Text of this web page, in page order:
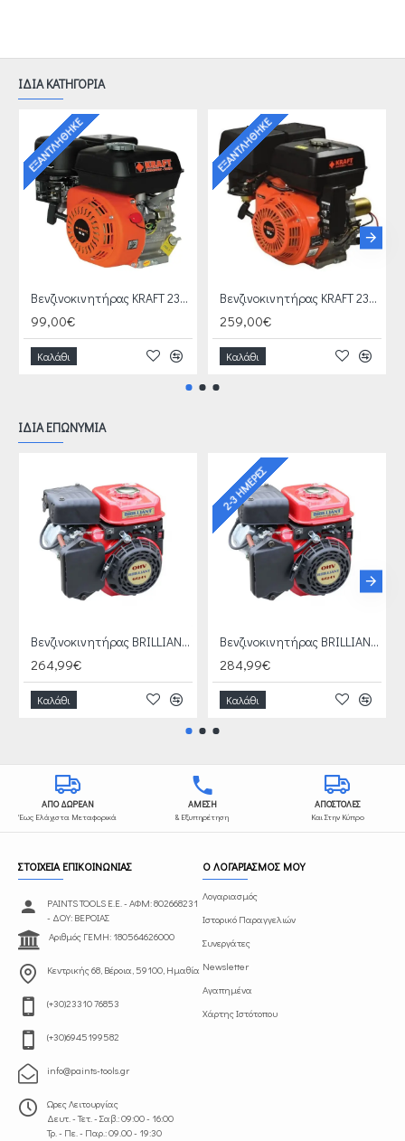
ΙΔΙΑ ΚΑΤΗΓΟΡΙΑ
ΕΞΑΝΤΛΉΘΗΚΕ
Βενζινοκινητήρας KRAFT 23463
99,00€
Καλάθι
ΕΞΑΝΤΛΉΘΗΚΕ
Βενζινοκινητήρας KRAFT 23464
259,00€
Καλάθι
ΙΔΙΑ ΕΠΩΝΥΜΙΑ
Βενζινοκινητήρας BRILLIANT GT 241(305001)
264,99€
Καλάθι
2-3 ΗΜΈΡΕΣ
Βενζινοκινητήρας BRILLIANT GT 241(305002)
284,99€
Καλάθι
ΑΠΟ ΔΩΡΕΑΝ
Έως Ελάχιστα Μεταφορικά
ΑΜΕΣΗ
& Εξυπηρέτηση
ΑΠΟΣΤΟΛΕΣ
Και Στην Κύπρο
ΣΤΟΙΧΕΙΑ ΕΠΙΚΟΙΝΩΝΙΑΣ
PAINTS TOOLS Ε.Ε. - ΑΦΜ: 802668231
- ΔΟΥ: ΒΕΡΟΙΑΣ
Αριθμός ΓΕΜΗ: 180564626000
Κεντρικής 68, Βέροια, 59100, Ημαθία
(+30)23310 76853
(+30)6945199582
info@paints-tools.gr
Ωρες Λειτουργίας
Δευτ. - Τετ. - Σαβ.: 09:00 - 16:00
Τρ. - Πε. - Παρ.: 09.00 - 19:30
Ο ΛΟΓΑΡΙΑΣΜΟΣ ΜΟΥ
Λογαριασμός
Ιστορικό Παραγγελιών
Συνεργάτες
Newsletter
Αγαπημένα
Χάρτης Ιστότοπου